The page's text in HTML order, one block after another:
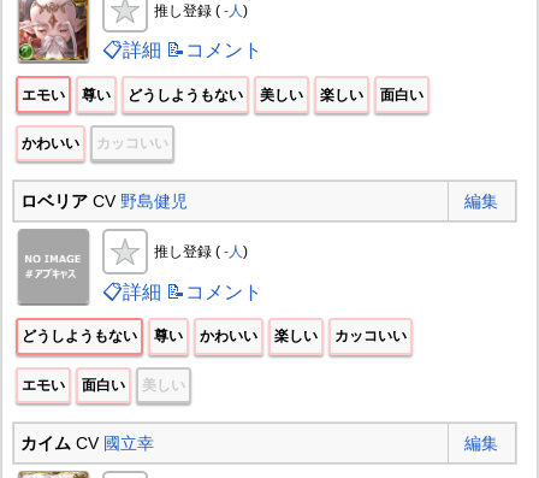
推し登録 ( -人 )
📋詳細 📝コメント
エモい 尊い どうしようもない 美しい 楽しい 面白い
かわいい カッコいい
ロベリアCV野島健児 編集
推し登録 ( -人)
📋詳細 📝コメント
どうしようもない 尊い かわいい 楽しい カッコいい
エモい 面白い 美しい
カイム CV 國立幸 編集